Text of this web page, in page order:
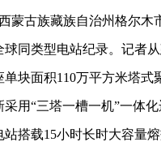
蒙古族藏族自治州格尔木
类型电站纪录。记者从
块面积110万平方米塔
用“三塔一槽一机”一体化
载15小时长时大容量熔